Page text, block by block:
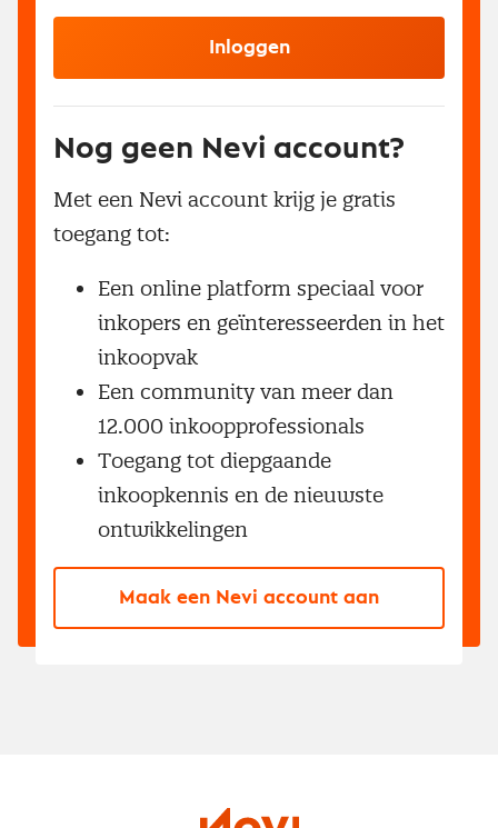
Inloggen
Nog geen Nevi account?
Met een Nevi account krijg je gratis
toegang tot:
Een online platform speciaal voor
inkopers en geïnteresseerden in het
inkoopvak
Een community van meer dan
12.000 inkoopprofessionals
Toegang tot diepgaande
inkoopkennis en de nieuwste
ontwikkelingen
Maak een Nevi account aan